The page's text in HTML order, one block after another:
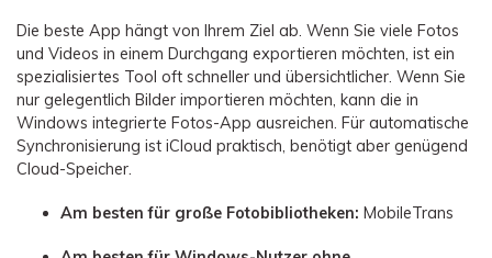
Die beste App hängt von Ihrem Ziel ab. Wenn Sie viele Fotos
und Videos in einem Durchgang exportieren möchten, ist ein
spezialisiertes Tool oft schneller und übersichtlicher. Wenn Sie
nur gelegentlich Bilder importieren möchten, kann die in
Windows integrierte Fotos-App ausreichen. Für automatische
Synchronisierung ist iCloud praktisch, benötigt aber genügend
Cloud-Speicher.
Am besten für große Fotobibliotheken: MobileTrans